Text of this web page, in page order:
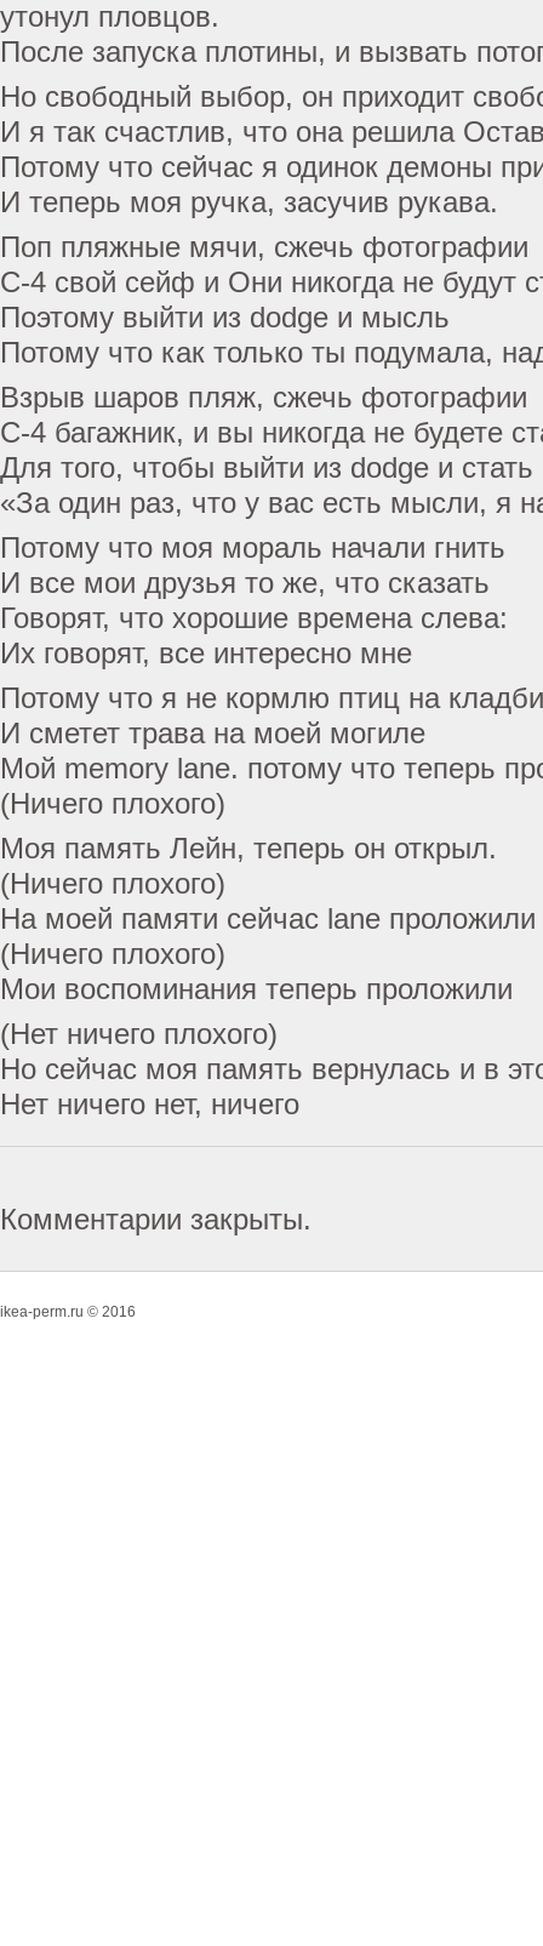
утонул пловцов.
После запуска плотины, и вызвать
Но свободный выбор, он приходит
И я так счастлив, что она решила
Потому что сейчас я одинок демоны
И теперь моя ручка, засучив рукава.
Поп пляжные мячи, сжечь фотографии
С-4 свой сейф и Они никогда не будут
Поэтому выйти из dodge и мысль
Потому что как только ты подумала,
Взрыв шаров пляж, сжечь фотографии
C-4 багажник, и вы никогда не будете
Для того, чтобы выйти из dodge и
«За один раз, что у вас есть мысли, я
Потому что моя мораль начали гнить
И все мои друзья то же, что сказать
Говорят, что хорошие времена слева:
Их говорят, все интересно мне
Потому что я не кормлю птиц на
И сметет трава на моей могиле
Мой memory lane. потому что теперь
(Ничего плохого)
Моя память Лейн, теперь он открыл.
(Ничего плохого)
На моей памяти сейчас lane проложили
(Ничего плохого)
Мои воспоминания теперь проложили
(Нет ничего плохого)
Но сейчас моя память вернулась и в
Нет ничего нет, ничего
Комментарии закрыты.
ikea-perm.ru © 2016